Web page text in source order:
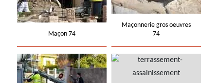
Maçon 74
Maçonnerie gros oeuvres
74